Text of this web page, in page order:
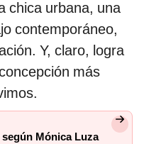
chica urbana, una
contemporáneo,
Y, claro, logra
más
Mónica Luza